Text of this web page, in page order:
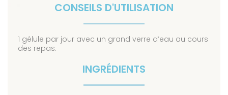
CONSEILS D'UTILISATION
1 gélule par jour avec un grand verre d’eau au cours
des repas.
INGRÉDIENTS